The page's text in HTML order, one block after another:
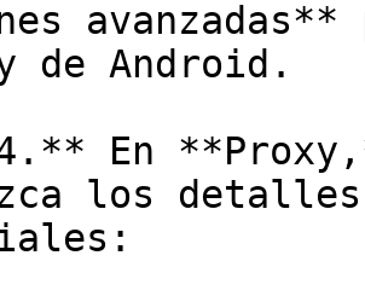
de Android.
En
los